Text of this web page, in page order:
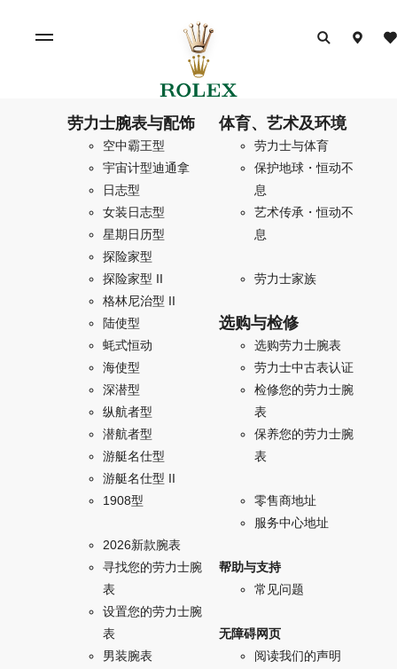
劳力士腕表与配饰
空中霸王型
宇宙计型迪通拿
日志型
女装日志型
星期日历型
探险家型
探险家型 II
格林尼治型 II
陆使型
蚝式恒动
海使型
深潜型
纵航者型
潜航者型
游艇名仕型
游艇名仕型 II
1908型
2026新款腕表
寻找您的劳力士腕
表
设置您的劳力士腕
表
男装腕表
体育、艺术及环境
劳力士与体育
保护地球・恒动不
息
艺术传承・恒动不
息
劳力士家族
选购与检修
选购劳力士腕表
劳力士中古表认证
检修您的劳力士腕
表
保养您的劳力士腕
表
零售商地址
服务中心地址
帮助与支持
常见问题
无障碍网页
阅读我们的声明